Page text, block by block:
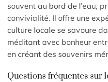
souvent au bord de l’eau,
convivialité. Il offre une
culture locale se savoure
méditant avec bonheur
en créant des souvenirs
Questions fréquentes sur